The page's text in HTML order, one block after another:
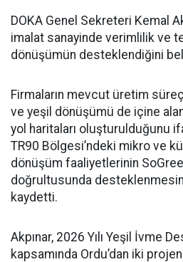
DOKA Genel Sekreteri Kemal
imalat sanayinde verimlilik ve
dönüşümün desteklendiğini
Firmaların mevcut üretim
ve yeşil dönüşümü de içine
yol haritaları oluşturulduğunu
TR90 Bölgesi’ndeki mikro ve
dönüşüm faaliyetlerinin
doğrultusunda
kaydetti.
Akpınar, 2026 Yılı Yeşil İvme
kapsamında Ordu’dan iki